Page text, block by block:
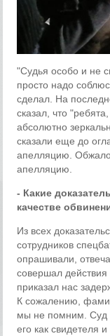
"Судья особо и не
просто надо
сделал. На
сказал, что
абсолютно
сказали еще до
апелляцию.
апелляцию.
- Какие
качестве
Из всех
сотрудников
опрашивали,
совершал
приказал нас
К сожалению,
мы не помним. Суд
его как свидетеля